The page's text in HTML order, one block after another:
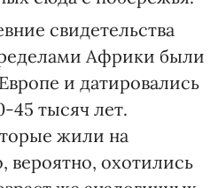
свидетельства
Африки были
и датировались
45 тысяч лет.
жили на
вероятно, охотились